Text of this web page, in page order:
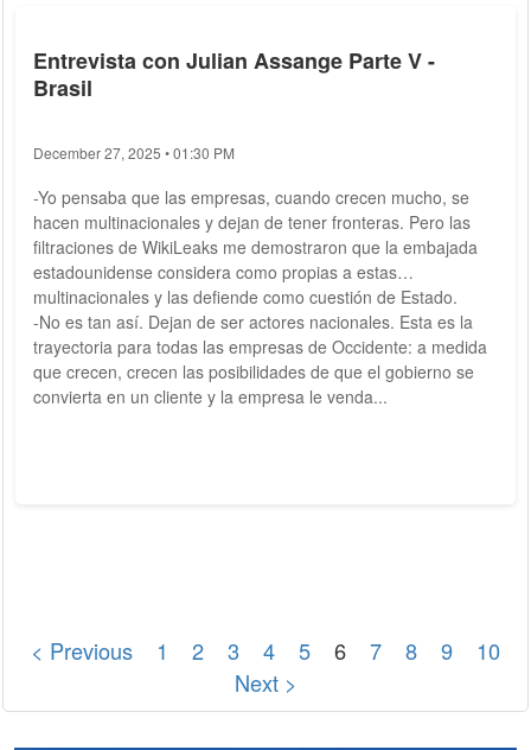
Entrevista con Julian Assange Parte V -
Brasil
December 27, 2025 • 01:30 PM
-Yo pensaba que las empresas, cuando crecen mucho, se
hacen multinacionales y dejan de tener fronteras. Pero las
filtraciones de WikiLeaks me demostraron que la embajada
estadounidense considera como propias a estas
multinacionales y las defiende como cuestión de Estado.
-No es tan así. Dejan de ser actores nacionales. Esta es la
trayectoria para todas las empresas de Occidente: a medida
que crecen, crecen las posibilidades de que el gobierno se
convierta en un cliente y la empresa le venda...
< Previous 1 2 3 4 5 6 7 8 9
10
Next >